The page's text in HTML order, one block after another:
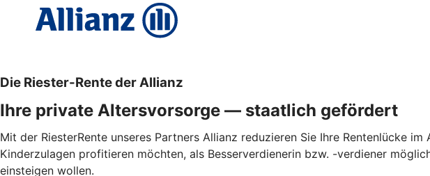
Die Riester-Rente der Allianz
Ihre private Altersvorsorge — staatlich gefördert
Mit der RiesterRente unseres Partners Allianz reduzieren Sie Ihre Rentenlücke
Kinderzulagen profitieren möchten, als Besserverdienerin bzw. -verdiener
einsteigen wollen.